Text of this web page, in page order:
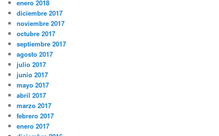
enero 2018
diciembre 2017
noviembre 2017
octubre 2017
septiembre 2017
agosto 2017
julio 2017
junio 2017
mayo 2017
abril 2017
marzo 2017
febrero 2017
enero 2017